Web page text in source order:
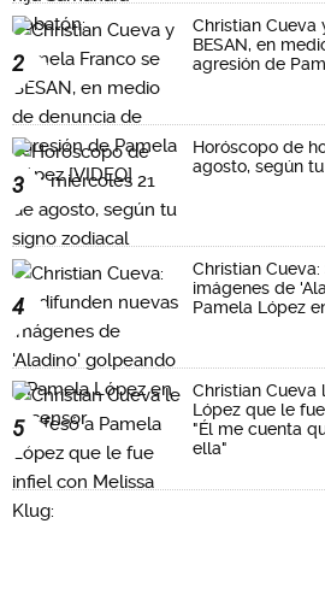
2
Christian Cueva
BESAN, en
agresión de
3
Horóscopo de
agosto, según
4
Christian
imágenes de
Pamela López
5
Christian Cueva
López que le
"Él me cuenta
ella"